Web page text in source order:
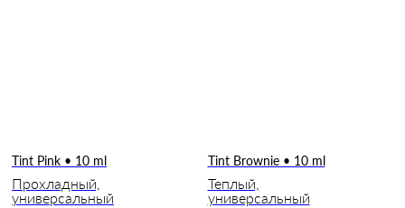
Tint Pink • 10 ml
Прохладный,
универсальный
Tint Brownie • 10 ml
Теплый,
универсальный